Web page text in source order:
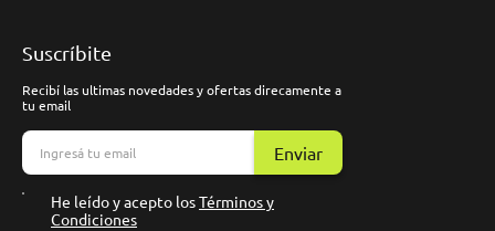
Suscríbite
Recibí las ultimas novedades y ofertas direcamente a
tu email
Enviar
He leído y acepto losTérminos y
Condiciones